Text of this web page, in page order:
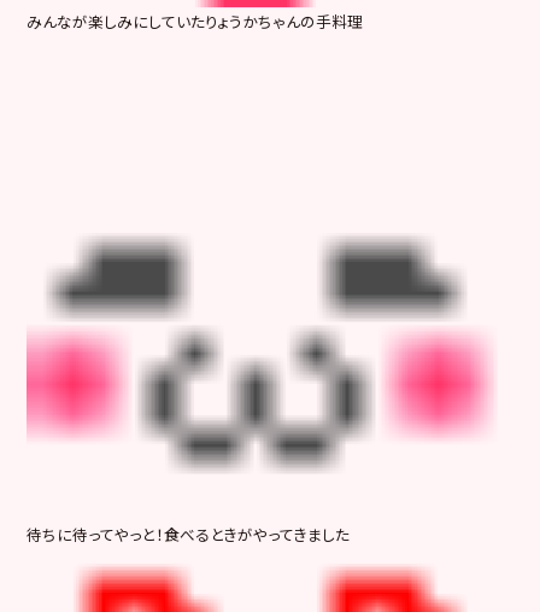
みんなが楽しみにしていたりょうかちゃんの手料理
待ちに待ってやっと！食べるときがやってきました